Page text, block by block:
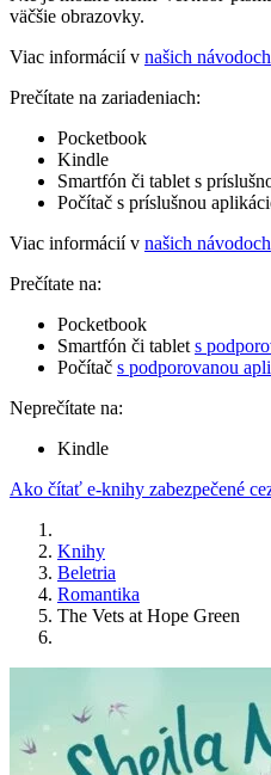
väčšie obrazovky.
Viac informácií v našich návodoch
Prečítate na zariadeniach:
Pocketbook
Kindle
Smartfón či tablet s
Počítač s príslušnou
Viac informácií v našich návodoch
Prečítate na:
Pocketbook
Smartfón či tablet s
Počítač s podporovanou
Neprečítate na:
Kindle
Ako čítať e-knihy zabezpečené
Knihy
Beletria
Romantika
The Vets at Hope Green